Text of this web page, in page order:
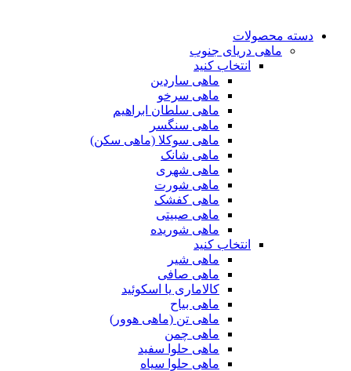
دسته محصولات
ماهی دریای جنوب
انتخاب کنید
ماهی ساردین
ماهی سرخو
ماهی سلطان ابراهیم
ماهی سنگسر
ماهی سوکلا (ماهی سکن)
ماهی شانک
ماهی شهری
ماهی شورت
ماهی کفشک
ماهی صبیتی
ماهی شوریده
انتخاب کنید
ماهی شیر
ماهی صافی
کالاماری یا اسکوئید
ماهی بیاح
ماهی تن (ماهی هوور)
ماهی چمن
ماهی حلوا سفید
ماهی حلوا سیاه